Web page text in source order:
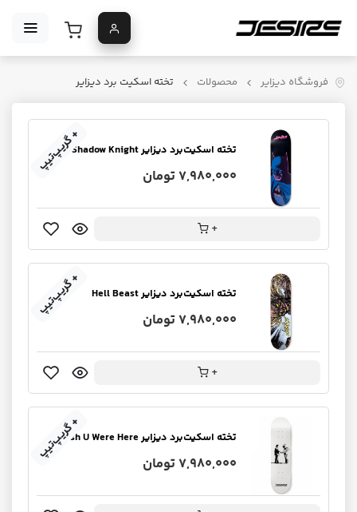
فروشگاه دیزایر محصولات تخته اسکیت برد دیزایر
تخته اسکیت‌برد دیزایر Shadow Knight
7,980,000 تومان
+
+ گریپ‌تیپ
تخته اسکیت‌برد دیزایر Hell Beast
7,980,000 تومان
+
+ گریپ‌تیپ
تخته اسکیت‌برد دیزایر Wish U Were Here
7,980,000 تومان
+ گریپ‌تیپ